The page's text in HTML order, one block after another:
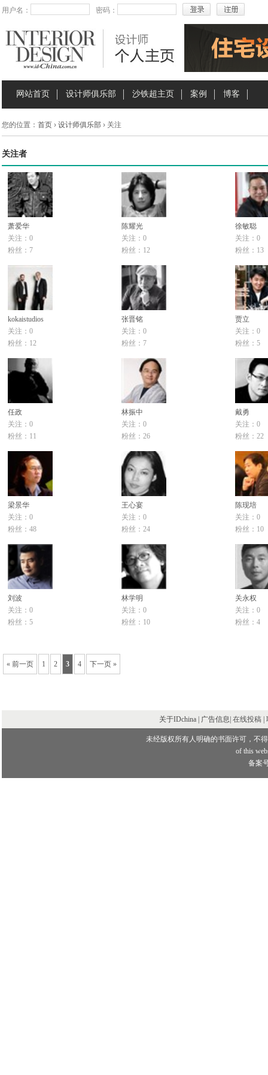
用户名： 密码：
网站首页 设计师俱乐部 沙铁超主页 案例 博客
您的位置： 首页› 设计师俱乐部› 关注
关注者
萧爱华
关注：0
粉丝：7
陈耀光
关注：0
粉丝：12
徐敏聪
关注：0
粉丝：13
kokaistudios
关注：0
粉丝：12
张晋铭
关注：0
粉丝：7
贾立
关注：0
粉丝：5
任政
关注：0
粉丝：11
林振中
关注：0
粉丝：26
戴勇
关注：0
粉丝：22
梁景华
关注：0
粉丝：48
王心宴
关注：0
粉丝：24
陈现培
关注：0
粉丝：10
刘波
关注：0
粉丝：5
林学明
关注：0
粉丝：10
关永权
关注：0
粉丝：4
« 前一页 1 2 3 4 下一页 »
关于IDchina | 广告信息| 在线投稿
未经版权所有人明确的书面许可，不
of this
备案